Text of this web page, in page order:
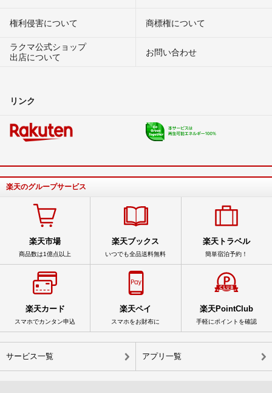
権利侵害について
商標権について
ラクマ公式ショップ
出店について
お問い合わせ
リンク
楽天のグループサービス
楽天市場
商品数は1億点以上
楽天ブックス
いつでも全品送料無料
楽天トラベル
簡単宿泊予約！
楽天カード
スマホでカンタン申込
楽天ペイ
スマホをお財布に
楽天PointClub
手軽にポイントを確認
サービス一覧 アプリ一覧